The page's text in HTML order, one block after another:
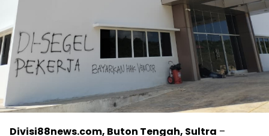
Divisi88news.com, Buton Tengah, Sultra –